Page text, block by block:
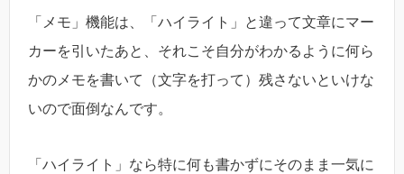
「メモ」機能は、「ハイライト」と違って文章にマー
カーを引いたあと、それこそ自分がわかるように何ら
かのメモを書いて（文字を打って）残さないといけな
いので面倒なんです。
「ハイライト」なら特に何も書かずにそのまま一気に